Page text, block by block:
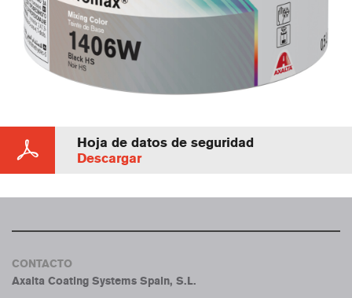
Hoja de datos de seguridad
Descargar
CONTACTO
Axalta Coating Systems Spain, S.L.